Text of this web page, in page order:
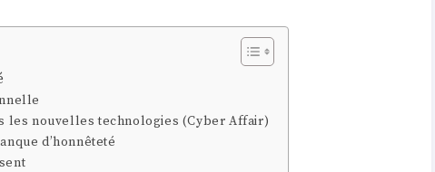
les nouvelles technologies (Cyber Affair)
d’honnêteté